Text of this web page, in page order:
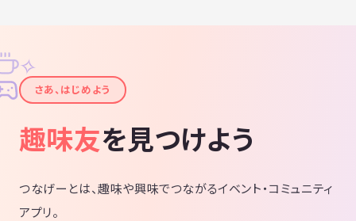
✦
✧
さあ、はじめよう
趣味友を見つけよう
つなげーとは、趣味や興味でつながるイベント・コミュニティ
アプリ。